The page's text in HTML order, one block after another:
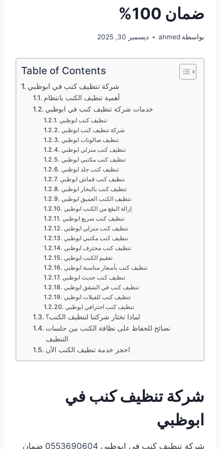
ضمان 100%
بواسطة ahmed ديسمبر 30, 2025
Table of Contents
شركة تنظيف كنب في ابوظبي
أهمية تنظيف الكنب بانتظام
خدمات شركة تنظيف كنب في ابوظبي
تنظيف كنب ابوظبي
شركة تنظيف كنب ابوظبي
تنظيف صالونات ابوظبي
تنظيف كنب منزلي ابوظبي
تنظيف كنب مكتبي ابوظبي
تنظيف كنب جلد ابوظبي
تنظيف كنب قماش ابوظبي
تنظيف كنب بالبخار ابوظبي
تنظيف الكنب العميق ابوظبي
إزالة البقع من الكنب ابوظبي
تنظيف كنب سريع ابوظبي
تنظيف كنب منزلي ابوظبي
تنظيف كنب مكتبي ابوظبي
تنظيف كنب محترف ابوظبي
تعقيم الكنب ابوظبي
تنظيف كنب بأسعار مناسبة ابوظبي
تنظيف كنب حديث ابوظبي
تنظيف كنب في الشقق ابوظبي
تنظيف كنب للفيلات ابوظبي
تنظيف كنب احترافي ابوظبي
لماذا تختار شركتنا لتنظيف الكنب؟
نصائح للحفاظ على نظافة الكنب بين جلسات
التنظيف
احجز خدمة تنظيف الكنب الآن
شركة تنظيف كنب في
ابوظبي
شركة تنظيف كنب في ابوظبي 0553690604 ضمان